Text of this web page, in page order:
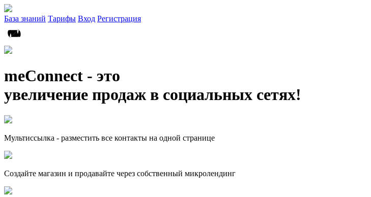
База знаний Тарифы Вход Регистрация
meConnect - это
увеличение продаж в социальных сетях!
Мультиссылка - разместить все контакты на одной странице
Создайте магазин и продавайте через собственный микролендинг